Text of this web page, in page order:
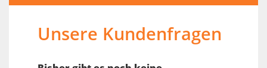
Unsere Kundenfragen